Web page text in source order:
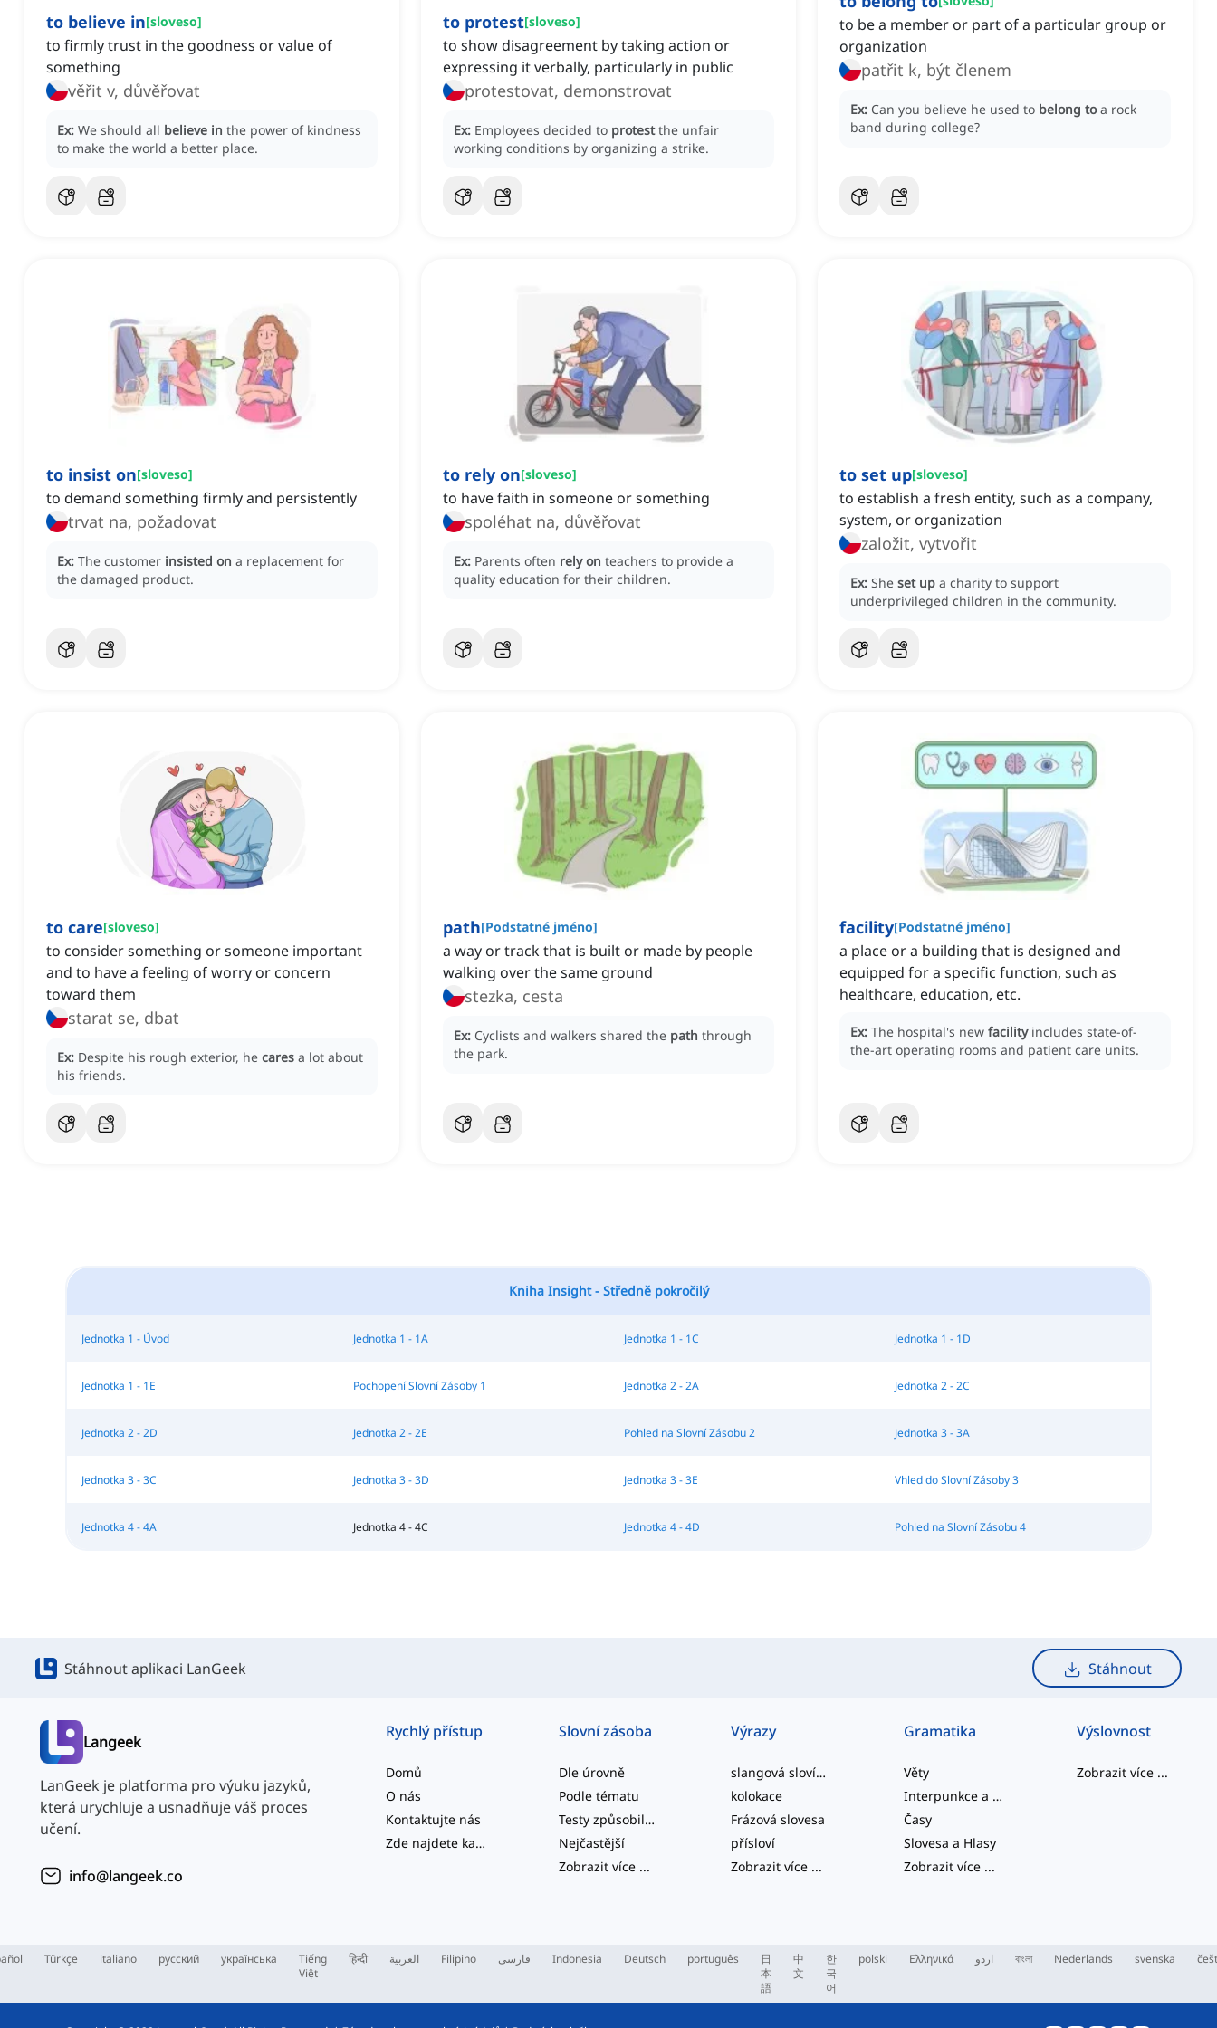
to believe in[sloveso]
to firmly trust in the goodness or value of
something
věřit v, důvěřovat
Ex: We should all believe in the power of kindness
to make the world a better place.
to protest[sloveso]
to show disagreement by taking action or
expressing it verbally, particularly in public
protestovat, demonstrovat
Ex: Employees decided to protest the unfair
working conditions by organizing a strike.
to be a member or part of a particular group or
organization
patřit k, být členem
Ex: Can you believe he used to belong to a rock
band during college?
to insist on[sloveso]
to demand something firmly and persistently
trvat na, požadovat
Ex: The customer insisted on a replacement for
the damaged product.
to rely on[sloveso]
to have faith in someone or something
spoléhat na, důvěřovat
Ex: Parents often rely on teachers to provide a
quality education for their children.
to set up[sloveso]
to establish a fresh entity, such as a company,
system, or organization
založit, vytvořit
Ex: She set up a charity to support
underprivileged children in the community.
to care[sloveso]
to consider something or someone important
and to have a feeling of worry or concern
toward them
starat se, dbat
Ex: Despite his rough exterior, he cares a lot about
his friends.
path[Podstatné jméno]
a way or track that is built or made by people
walking over the same ground
stezka, cesta
Ex: Cyclists and walkers shared the path through
the park.
facility[Podstatné jméno]
a place or a building that is designed and
equipped for a specific function, such as
healthcare, education, etc.
Ex: The hospital's new facility includes state-of-
the-art operating rooms and patient care units.
Kniha Insight - Středně pokročilý
Jednotka 1 - Úvod Jednotka 1 - 1A Jednotka 1 - 1C Jednotka 1 - 1D
Jednotka 1 - 1E Pochopení Slovní Zásoby 1 Jednotka 2 - 2A Jednotka 2 - 2C
Jednotka 2 - 2D Jednotka 2 - 2E Pohled na Slovní Zásobu 2 Jednotka 3 - 3A
Jednotka 3 - 3C Jednotka 3 - 3D Jednotka 3 - 3E Vhled do Slovní Zásoby 3
Jednotka 4 - 4A Jednotka 4 - 4C Jednotka 4 - 4D Pohled na Slovní Zásobu 4
Stáhnout aplikaci LanGeek Stáhnout
Langeek
LanGeek je platforma pro výuku jazyků,
která urychluje a usnadňuje váš proces
učení.
info@langeek.co
Rychlý přístup
Domů
O nás
Kontaktujte nás
Zde najdete kategorizované seznamy slov běžných anglických kolokací a běžných složených struktur.
Slovní zásoba
Dle úrovně
Podle tématu
Testy způsobilosti
Nejčastější
Zobrazit více...
Výrazy
slangová slovíčka
kolokace
Frázová slovesa
přísloví
Zobrazit více ...
Gramatika
Věty
Interpunkce a Pravopis
Časy
Slovesa a Hlasy
Zobrazit více ...
Výslovnost
Zobrazit více ...
Türkçe italiano русский українська
Tiếng
Việt
हिन्दी العربية Filipino فارسی Indonesia Deutsch português
日
本
語
中
文
한
국
어
polski Ελληνικά اردو বাংলা Nederlands svenska